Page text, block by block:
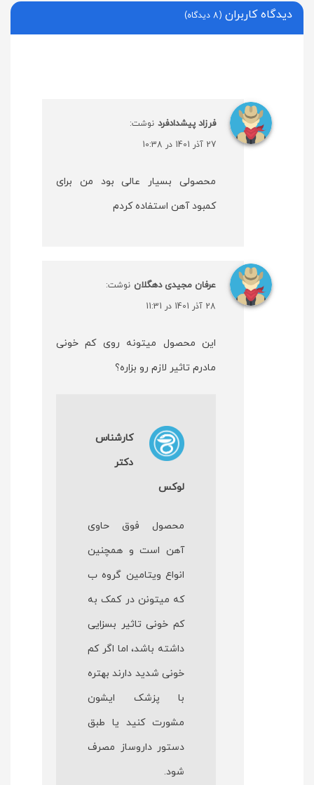
دیدگاه کاربران (8 دیدگاه)
فرزاد پیشدادفرد نوشت:
27 آذر 1401 در 10:38
محصولی بسیار عالی بود من برای
کمبود آهن استفاده کردم
عرفان مجیدی دهگلان نوشت:
28 آذر 1401 در 11:31
این محصول میتونه روی کم خونی
مادرم تاثیر لازم رو بزاره؟
کارشناس
دکتر
لوکس
محصول فوق حاوی
آهن است و همچنین
انواع ویتامین گروه ب
که میتونن در کمک به
کم خونی تاثیر بسزایی
داشته باشد، اما اگر کم
خونی شدید دارند بهتره
با پزشک ایشون
مشورت کنید یا طبق
دستور داروساز مصرف
شود.